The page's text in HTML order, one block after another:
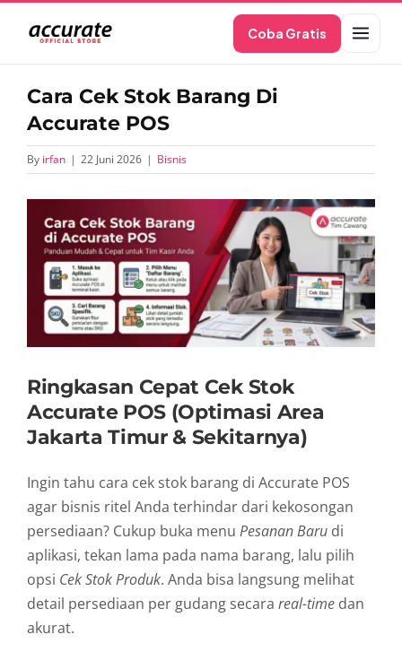
content
Coba Gratis
Cara Cek Stok Barang Di
Accurate POS
By irfan | 22 Juni 2026 | Bisnis
Larger
Image
Ringkasan Cepat Cek Stok
Accurate POS (Optimasi Area
Jakarta Timur & Sekitarnya)
Ingin tahu cara cek stok barang di Accurate POS
agar bisnis ritel Anda terhindar dari kekosongan
persediaan? Cukup buka menu Pesanan Baru di
aplikasi, tekan lama pada nama barang, lalu pilih
opsi Cek Stok Produk. Anda bisa langsung melihat
detail persediaan per gudang secara real-time dan
akurat.